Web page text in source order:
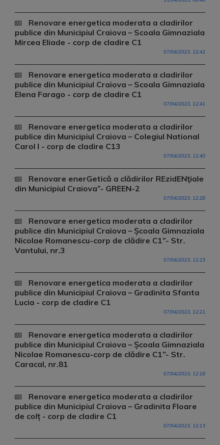
Renovare energetica moderata a cladirilor
publice din Municipiul Craiova – Scoala Gimnaziala
Mircea Eliade - corp de cladire C1
07/04/2023, 12:42
Renovare energetica moderata a cladirilor
publice din Municipiul Craiova – Scoala Gimnaziala
Elena Farago - corp de cladire C1
07/04/2023, 12:41
Renovare energetica moderata a cladirilor
publice din Municipiul Craiova – Colegiul National
Carol I - corp de cladire C13
07/04/2023, 12:40
Renovare enerGetică a clădirilor REzidENţiale
din Municipiul Craiova”- GREEN-2
07/04/2023, 12:28
Renovare energetica moderata a cladirilor
publice din Municipiul Craiova – Școala Gimnaziala
Nicolae Romanescu-corp de clădire C1”- Str.
Vantului, nr.3
07/04/2023, 12:23
Renovare energetica moderata a cladirilor
publice din Municipiul Craiova – Gradinita Sfanta
Lucia - corp de cladire C1
07/04/2023, 12:21
Renovare energetica moderata a cladirilor
publice din Municipiul Craiova – Școala Gimnaziala
Nicolae Romanescu-corp de clădire C1”- Str.
Caracal, nr.81
07/04/2023, 12:18
Renovare energetica moderata a cladirilor
publice din Municipiul Craiova – Gradinita Floare
de colț - corp de cladire C1
07/04/2023, 12:13